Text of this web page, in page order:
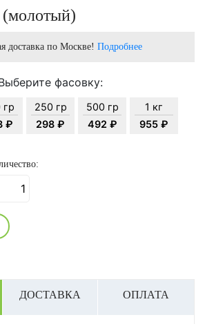
доставка по Москве! Подробнее
фасовку:
гр
₽
250 гр
298 ₽
500 гр
492 ₽
1 кг
955 ₽
ДОСТАВКА ОПЛАТА